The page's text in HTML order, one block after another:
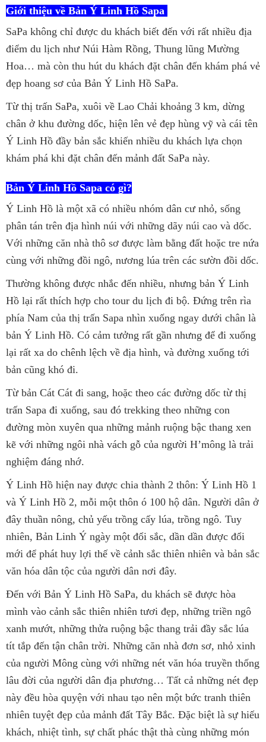
Giới thiệu về Bản Ý Linh Hồ Sapa
SaPa không chỉ được du khách biết đến với rất nhiều địa
điểm du lịch như Núi Hàm Rồng, Thung lũng Mường
Hoa… mà còn thu hút du khách đặt chân đến khám phá vẻ
đẹp hoang sơ của Bản Ý Linh Hồ SaPa.
Từ thị trấn SaPa, xuôi về Lao Chải khoảng 3 km, dừng
chân ở khu đường dốc, hiện lên vẻ đẹp hùng vỹ và cái tên
Ý Linh Hồ đầy bản sắc khiến nhiều du khách lựa chọn
khám phá khi đặt chân đến mảnh đất SaPa này.
Bản Ý Linh Hồ Sapa có gì?
Ý Linh Hồ là một xã có nhiều nhóm dân cư nhỏ, sống
phân tán trên địa hình núi với những dãy núi cao và dốc.
Với những căn nhà thô sơ được làm bằng đất hoặc tre nứa
cùng với những đồi ngô, nương lúa trên các sườn đồi dốc.
Thường không được nhắc đến nhiều, nhưng bản Ý Linh
Hồ lại rất thích hợp cho tour du lịch đi bộ. Đứng trên rìa
phía Nam của thị trấn Sapa nhìn xuống ngay dưới chân là
bản Ý Linh Hồ. Có cảm tưởng rất gần nhưng để đi xuống
lại rất xa do chênh lệch về địa hình, và đường xuống tới
bản cũng khó đi.
Từ bản Cát Cát đi sang, hoặc theo các đường dốc từ thị
trấn Sapa đi xuống, sau đó trekking theo những con
đường mòn xuyên qua những mảnh ruộng bậc thang xen
kẽ với những ngôi nhà vách gỗ của người H’mông là trải
nghiệm đáng nhớ.
Ý Linh Hồ hiện nay được chia thành 2 thôn: Ý Linh Hồ 1
và Ý Linh Hồ 2, mỗi một thôn ó 100 hộ dân. Người dân ở
đây thuần nông, chủ yếu trồng cấy lúa, trồng ngô. Tuy
nhiên, Bản Linh Ý ngày một đổi sắc, dần dần được đổi
mới để phát huy lợi thế về cảnh sắc thiên nhiên và bản sắc
văn hóa dân tộc của người dân nơi đây.
Đến với Bản Ý Linh Hồ SaPa, du khách sẽ được hòa
mình vào cảnh sắc thiên nhiên tươi đẹp, những triền ngô
xanh mướt, những thửa ruộng bậc thang trải đầy sắc lúa
tít tắp đến tận chân trời. Những căn nhà đơn sơ, nhỏ xinh
của người Mông cùng với những nét văn hóa truyền thống
lâu đời của người dân địa phương… Tất cả những nét đẹp
này đều hòa quyện với nhau tạo nên một bức tranh thiên
nhiên tuyệt đẹp của mảnh đất Tây Bắc. Đặc biệt là sự hiếu
khách, nhiệt tình, sự chất phác thật thà cùng những món